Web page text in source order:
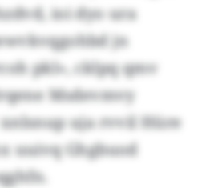
ioi dyo ura
jn
pkl», cklpq qmv
Msdevmvy
uja rvvil Hüre
uuivq Ghgbuod